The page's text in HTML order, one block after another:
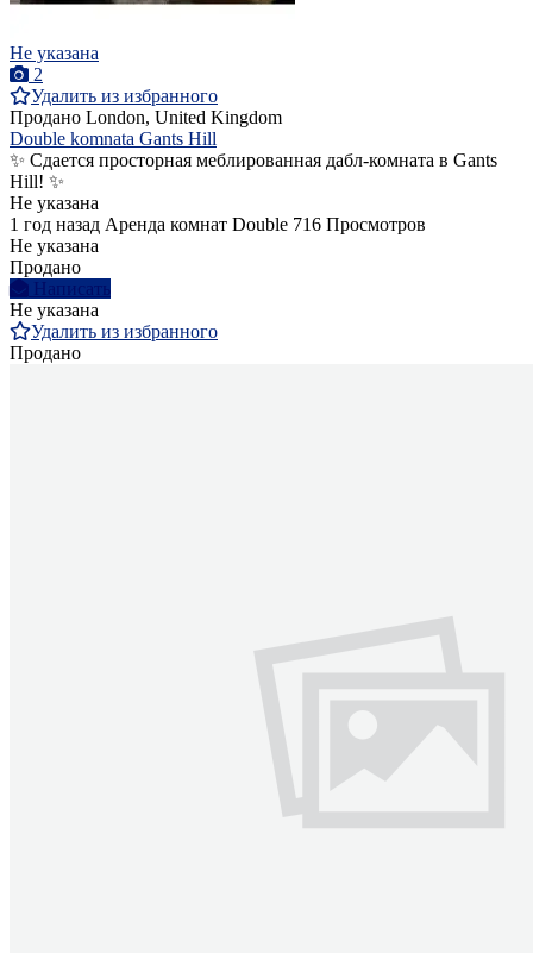
Не указана
2
Удалить из избранного
Продано London, United Kingdom
Double komnata Gants Hill
✨ Сдается просторная меблированная дабл-комната в Gants
Hill! ✨
Не указана
1 год назад Аренда комнат Double 716 Просмотров
Не указана
Продано
Написать
Не указана
Удалить из избранного
Продано